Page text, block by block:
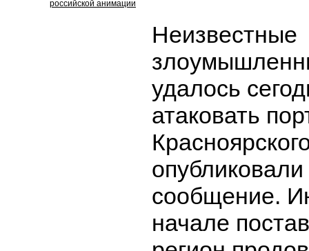
российской анимации
Неизвестные
удалось
атаковать
сообщение.
начале